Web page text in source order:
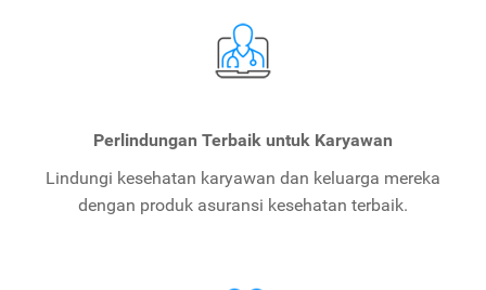
Perlindungan Terbaik untuk Karyawan
Lindungi kesehatan karyawan dan keluarga mereka
dengan produk asuransi kesehatan terbaik.